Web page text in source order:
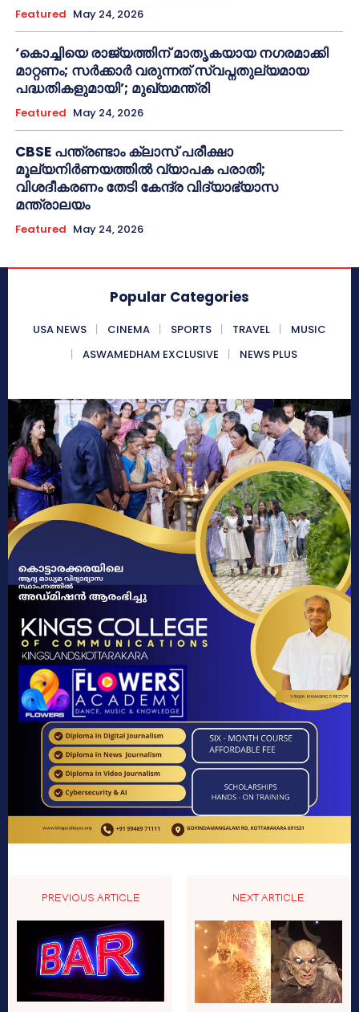
Featured May 24, 2026
‘കൊച്ചിയെ രാജ്യത്തിന് മാതൃകയായ നഗരമാക്കി
മാറ്റണം; സർക്കാർ വരുന്നത് സ്വപ്നതുല്യമായ
പദ്ധതികളുമായി’; മുഖ്യമന്ത്രി
Featured May 24, 2026
CBSE പന്ത്രണ്ടാം ക്ലാസ് പരീക്ഷാ
മൂല്യനിർണയത്തിൽ വ്യാപക പരാതി;
വിശദീകരണം തേടി കേന്ദ്ര വിദ്യാഭ്യാസ
മന്ത്രാലയം
Featured May 24, 2026
Popular Categories
USA NEWS CINEMA SPORTS TRAVEL
MUSIC
ASWAMEDHAM EXCLUSIVE
NEWS PLUS
PREVIOUS ARTICLE NEXT ARTICLE